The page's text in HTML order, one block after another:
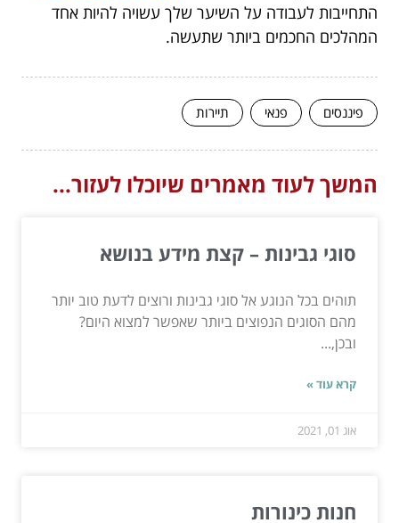
התחייבות לעבודה על השיער שלך עשויה להיות אחד
המהלכים החכמים ביותר שתעשה.
פיננסים פנאי תיירות
המשך לעוד מאמרים שיוכלו לעזור...
סוגי גבינות – קצת מידע בנושא
תוהים בכל הנוגע אל סוגי גבינות ורוצים לדעת טוב יותר
מהם הסוגים הנפוצים ביותר שאפשר למצוא היום?
ובכן,...
קרא עוד »
אוג 01, 2021
חנות כינורות